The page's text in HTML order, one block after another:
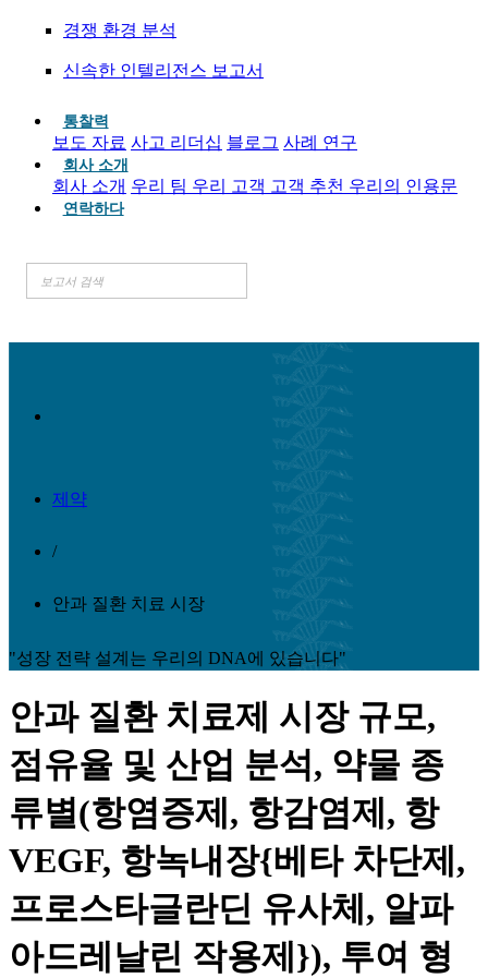
경쟁 환경 분석
신속한 인텔리전스 보고서
통찰력
보도 자료 사고 리더십 블로그 사례 연구
회사 소개
회사 소개 우리 팀 우리 고객 고객 추천 우리의 인용문
연락하다
제약
/
안과 질환 치료 시장
"성장 전략 설계는 우리의 DNA에 있습니다"
안과 질환 치료제 시장 규모,
점유율 및 산업 분석, 약물 종
류별(항염증제, 항감염제, 항
VEGF, 항녹내장{베타 차단제,
프로스타글란딘 유사체, 알파
아드레날린 작용제}), 투여 형